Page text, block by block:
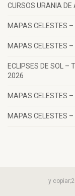
CURSOS URANIA
MAPAS CELESTES
MAPAS CELESTES
ECLIPSES DE SOL –
2026
MAPAS CELESTES
MAPAS CELESTES
y